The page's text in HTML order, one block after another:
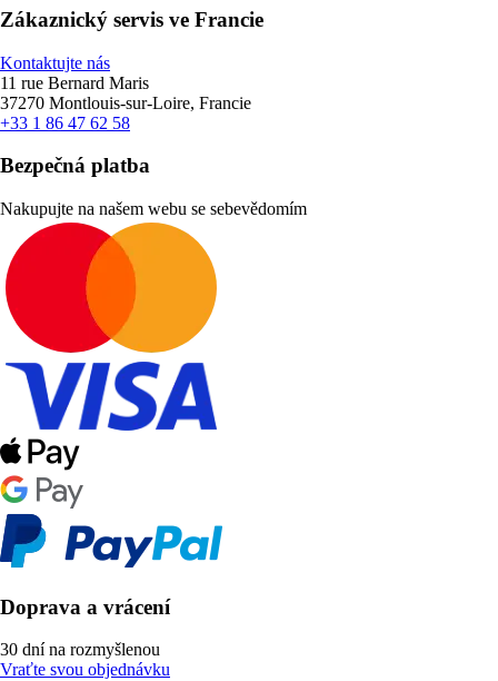
Zákaznický servis ve Francie
Kontaktujte nás
11 rue Bernard Maris
37270 Montlouis-sur-Loire, Francie
+33 1 86 47 62 58
Bezpečná platba
Nakupujte na našem webu se sebevědomím
Doprava a vrácení
30 dní na rozmyšlenou
Vraťte svou objednávku